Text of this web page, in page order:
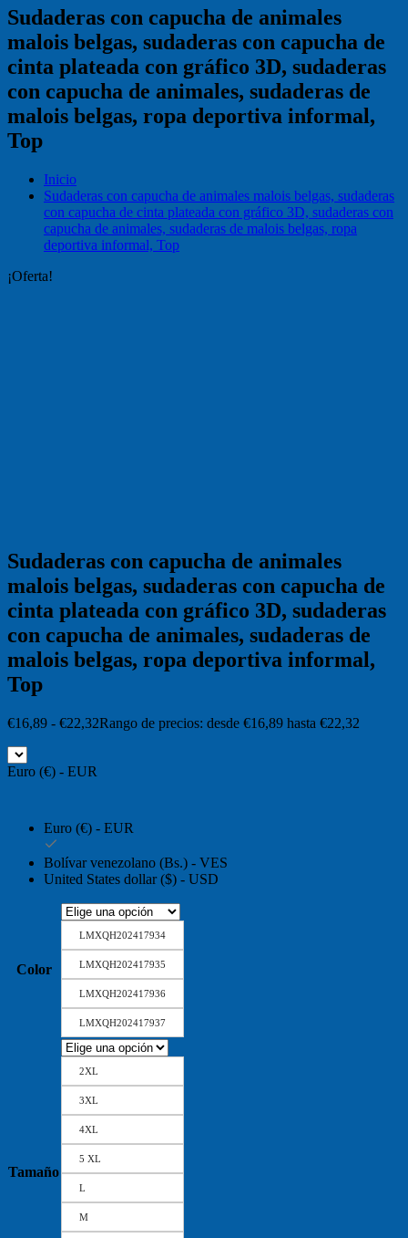
Sudaderas con capucha de animales
malois belgas, sudaderas con capucha de
cinta plateada con gráfico 3D, sudaderas
con capucha de animales, sudaderas de
malois belgas, ropa deportiva informal,
Top
Inicio
Sudaderas con capucha de animales malois belgas, sudaderas
con capucha de cinta plateada con gráfico 3D, sudaderas con
capucha de animales, sudaderas de malois belgas, ropa
deportiva informal, Top
¡Oferta!
Sudaderas con capucha de animales
malois belgas, sudaderas con capucha de
cinta plateada con gráfico 3D, sudaderas
con capucha de animales, sudaderas de
malois belgas, ropa deportiva informal,
Top
€16,89 - €22,32Rango de precios: desde €16,89 hasta €22,32
Euro (€) - EUR
Euro (€) - EUR
Bolívar venezolano (Bs.) - VES
United States dollar ($) - USD
Color
LMXQH202417934
LMXQH202417935
LMXQH202417936
LMXQH202417937
Tamaño
2XL
3XL
4XL
5 XL
L
M